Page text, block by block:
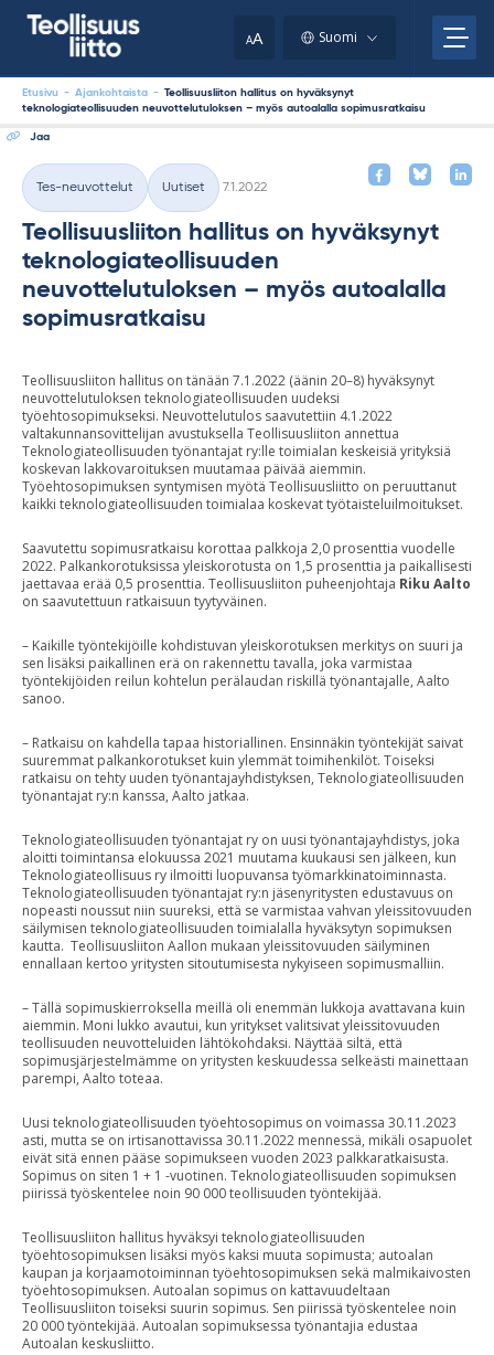
AA Suomi
Etusivu - Ajankohtaista - Teollisuusliiton hallitus on hyväksynyt
teknologiateollisuuden neuvottelutuloksen – myös autoalalla sopimusratkaisu
Jaa
Kategoriat
Tes-neuvottelut Uutiset
7.1.2022
Teollisuusliiton hallitus on hyväksynyt
teknologiateollisuuden
neuvottelutuloksen – myös autoalalla
sopimusratkaisu
Teollisuusliiton hallitus on tänään 7.1.2022 (äänin 20–8) hyväksynyt
neuvottelutuloksen teknologiateollisuuden uudeksi
työehtosopimukseksi. Neuvottelutulos saavutettiin 4.1.2022
valtakunnansovittelijan avustuksella Teollisuusliiton annettua
Teknologiateollisuuden työnantajat ry:lle toimialan keskeisiä yrityksiä
koskevan lakkovaroituksen muutamaa päivää aiemmin.
Työehtosopimuksen syntymisen myötä Teollisuusliitto on peruuttanut
kaikki teknologiateollisuuden toimialaa koskevat työtaisteluilmoitukset.
Saavutettu sopimusratkaisu korottaa palkkoja 2,0 prosenttia vuodelle
2022. Palkankorotuksissa yleiskorotusta on 1,5 prosenttia ja paikallisesti
jaettavaa erää 0,5 prosenttia. Teollisuusliiton puheenjohtaja Riku Aalto
on saavutettuun ratkaisuun tyytyväinen.
– Kaikille työntekijöille kohdistuvan yleiskorotuksen merkitys on suuri ja
sen lisäksi paikallinen erä on rakennettu tavalla, joka varmistaa
työntekijöiden reilun kohtelun perälaudan riskillä työnantajalle, Aalto
sanoo.
– Ratkaisu on kahdella tapaa historiallinen. Ensinnäkin työntekijät saivat
suuremmat palkankorotukset kuin ylemmät toimihenkilöt. Toiseksi
ratkaisu on tehty uuden työnantajayhdistyksen, Teknologiateollisuuden
työnantajat ry:n kanssa, Aalto jatkaa.
Teknologiateollisuuden työnantajat ry on uusi työnantajayhdistys, joka
aloitti toimintansa elokuussa 2021 muutama kuukausi sen jälkeen, kun
Teknologiateollisuus ry ilmoitti luopuvansa työmarkkinatoiminnasta.
Teknologiateollisuuden työnantajat ry:n jäsenyritysten edustavuus on
nopeasti noussut niin suureksi, että se varmistaa vahvan yleissitovuuden
säilymisen teknologiateollisuuden toimialalla hyväksytyn sopimuksen
kautta. Teollisuusliiton Aallon mukaan yleissitovuuden säilyminen
ennallaan kertoo yritysten sitoutumisesta nykyiseen sopimusmalliin.
– Tällä sopimuskierroksella meillä oli enemmän lukkoja avattavana kuin
aiemmin. Moni lukko avautui, kun yritykset valitsivat yleissitovuuden
teollisuuden neuvotteluiden lähtökohdaksi. Näyttää siltä, että
sopimusjärjestelmämme on yritysten keskuudessa selkeästi mainettaan
parempi, Aalto toteaa.
Uusi teknologiateollisuuden työehtosopimus on voimassa 30.11.2023
asti, mutta se on irtisanottavissa 30.11.2022 mennessä, mikäli osapuolet
eivät sitä ennen pääse sopimukseen vuoden 2023 palkkaratkaisusta.
Sopimus on siten 1 + 1 -vuotinen. Teknologiateollisuuden sopimuksen
piirissä työskentelee noin 90 000 teollisuuden työntekijää.
Teollisuusliiton hallitus hyväksyi teknologiateollisuuden
työehtosopimuksen lisäksi myös kaksi muuta sopimusta; autoalan
kaupan ja korjaamotoiminnan työehtosopimuksen sekä malmikaivosten
työehtosopimuksen. Autoalan sopimus on kattavuudeltaan
Teollisuusliiton toiseksi suurin sopimus. Sen piirissä työskentelee noin
20 000 työntekijää. Autoalan sopimuksessa työnantajia edustaa
Autoalan keskusliitto.
clipboard.)